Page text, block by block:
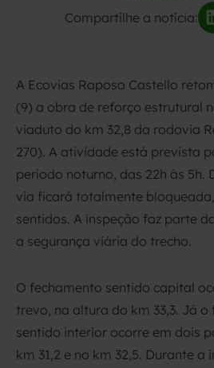
Compartilhe a notícia:
A Ecovias Raposo Castello
(9) a obra de reforço estrutural
viaduto do km 32,8 da rodovia
270). A atividade está prevista
período noturno, das 22h às 5h.
via ficará totalmente
sentidos. A inspeção faz parte
a segurança viária do trecho.
O fechamento sentido capital
trevo, na altura do km 33,3. Já
sentido interior ocorre em dois
km 31,2 e no km 32,5. Durante a